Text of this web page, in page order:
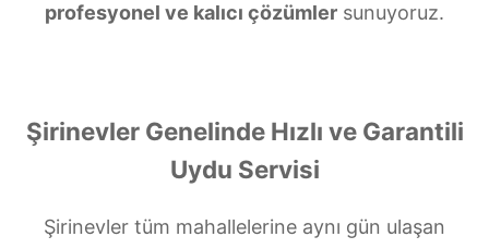
profesyonel ve kalıcı çözümler sunuyoruz.
Şirinevler Genelinde Hızlı ve Garantili
Uydu Servisi
Şirinevler tüm mahallelerine aynı gün ulaşan